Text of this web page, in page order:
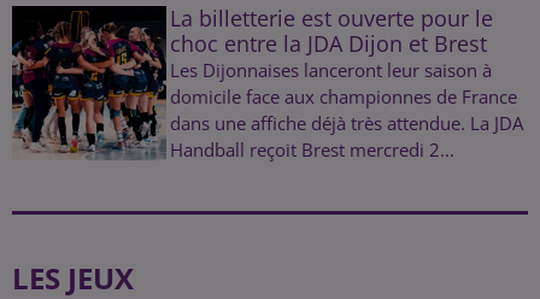
La billetterie est ouverte pour le
choc entre la JDA Dijon et Brest
Les Dijonnaises lanceront leur saison à
domicile face aux championnes de France
dans une affiche déjà très attendue. La JDA
Handball reçoit Brest mercredi 2...
LES JEUX